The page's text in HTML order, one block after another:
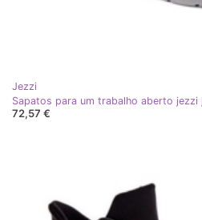
Jezzi
Sapatos para um trabalho aberto jezzi
72,57 €